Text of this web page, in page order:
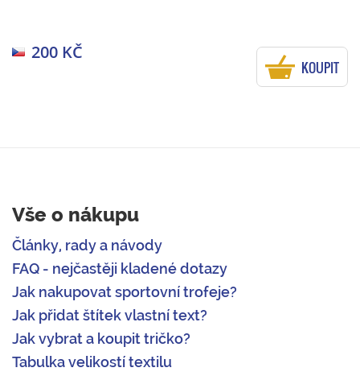
200 KČ
KOUPIT
Vše o nákupu
Články, rady a návody
FAQ - nejčastěji kladené dotazy
Jak nakupovat sportovní trofeje?
Jak přidat štítek vlastní text?
Jak vybrat a koupit tričko?
Tabulka velikostí textilu